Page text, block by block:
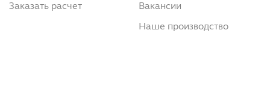
Заказать расчет Вакансии
Наше производство